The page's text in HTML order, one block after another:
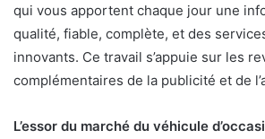
qui vous apportent chaque jour une
qualité, fiable, complète, et des
innovants. Ce travail s’appuie sur les
complémentaires de la publicité et de
L’essor du marché du véhicule